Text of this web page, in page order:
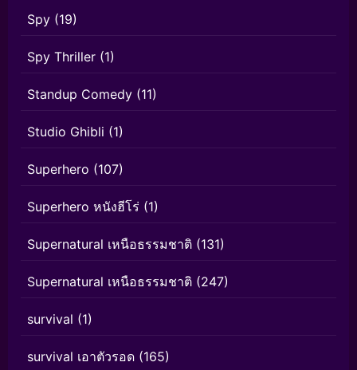
Spy (19)
Spy Thriller (1)
Standup Comedy (11)
Studio Ghibli (1)
Superhero (107)
Superhero หนังฮีโร่ (1)
Supernatural เหนือธรรมชาติ (131)
Supernatural เหนือธรรมชาติ (247)
survival (1)
survival เอาตัวรอด (165)